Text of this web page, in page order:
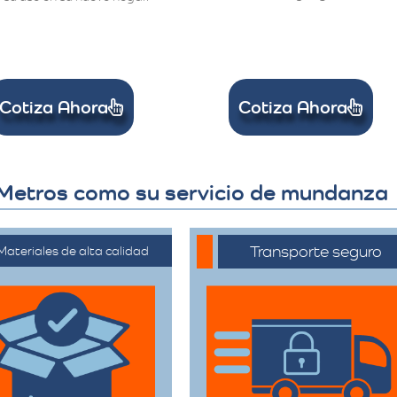
Cotiza Ahora Cotiza Ahora
como su servicio de mundanza
de alta calidad
de primera
categoría para
que todas
sus pertenencias
Transporte seguro
tecnología avanzada
para asegurar que
cada artículo llegue en